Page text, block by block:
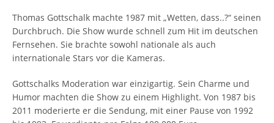
Thomas Gottschalk machte 1987 mit „Wetten, dass..?“ seinen
Durchbruch. Die Show wurde schnell zum Hit im deutschen
Fernsehen. Sie brachte sowohl nationale als auch
internationale Stars vor die Kameras.
Gottschalks Moderation war einzigartig. Sein Charme und
Humor machten die Show zu einem Highlight. Von 1987 bis
2011 moderierte er die Sendung, mit einer Pause von 1992